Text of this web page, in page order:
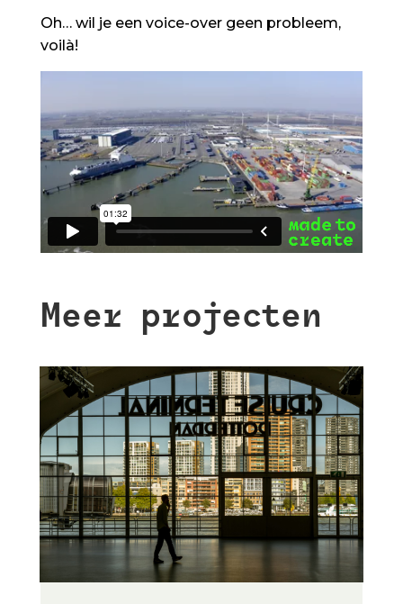
Oh… wil je een voice-over geen probleem,
voilà!
Meer projecten